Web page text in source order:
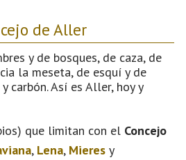
de Aller
y de bosques, de caza, de
la meseta, de esquí y de
carbón. Así es Aller, hoy y
que limitan con el Concejo
, Lena, Mieres y